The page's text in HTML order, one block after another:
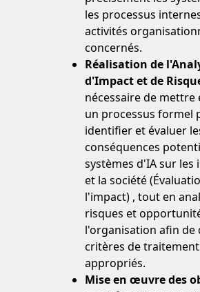
les processus
activités
concernés.
Réalisation de
d'Impact et de
nécessaire de mettre
un processus formel
identifier et évaluer
conséquences
systèmes d'IA sur les
et la société
l'impact) , tout en
risques et
l'organisation afin de
critères de traitement
appropriés.
Mise en œuvre des